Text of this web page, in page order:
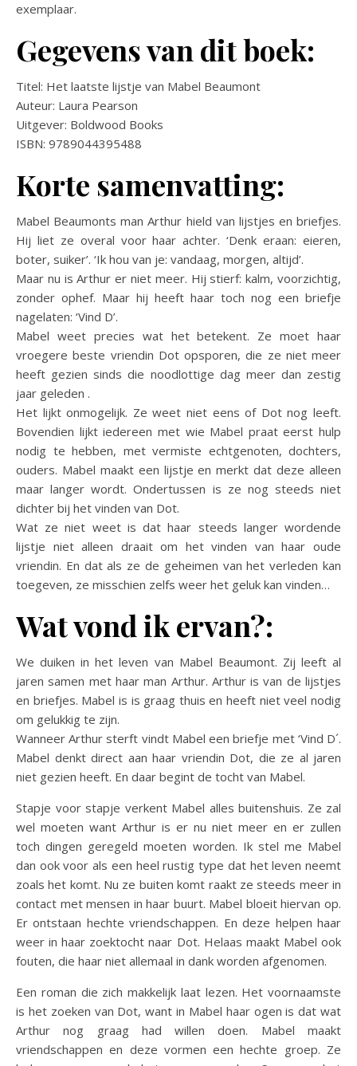
exemplaar.
Gegevens van dit boek:
Titel: Het laatste lijstje van Mabel Beaumont
Auteur: Laura Pearson
Uitgever: Boldwood Books
ISBN: 9789044395488
Korte samenvatting:
Mabel Beaumonts man Arthur hield van lijstjes en briefjes.
Hij liet ze overal voor haar achter. ‘Denk eraan: eieren,
boter, suiker’. ‘Ik hou van je: vandaag, morgen, altijd’.
Maar nu is Arthur er niet meer. Hij stierf: kalm, voorzichtig,
zonder ophef. Maar hij heeft haar toch nog een briefje
nagelaten: ‘Vind D’.
Mabel weet precies wat het betekent. Ze moet haar
vroegere beste vriendin Dot opsporen, die ze niet meer
heeft gezien sinds die noodlottige dag meer dan zestig
jaar geleden .
Het lijkt onmogelijk. Ze weet niet eens of Dot nog leeft.
Bovendien lijkt iedereen met wie Mabel praat eerst hulp
nodig te hebben, met vermiste echtgenoten, dochters,
ouders. Mabel maakt een lijstje en merkt dat deze alleen
maar langer wordt. Ondertussen is ze nog steeds niet
dichter bij het vinden van Dot.
Wat ze niet weet is dat haar steeds langer wordende
lijstje niet alleen draait om het vinden van haar oude
vriendin. En dat als ze de geheimen van het verleden kan
toegeven, ze misschien zelfs weer het geluk kan vinden…
Wat vond ik ervan?:
We duiken in het leven van Mabel Beaumont. Zij leeft al
jaren samen met haar man Arthur. Arthur is van de lijstjes
en briefjes. Mabel is is graag thuis en heeft niet veel nodig
om gelukkig te zijn.
Wanneer Arthur sterft vindt Mabel een briefje met ‘Vind D´.
Mabel denkt direct aan haar vriendin Dot, die ze al jaren
niet gezien heeft. En daar begint de tocht van Mabel.
Stapje voor stapje verkent Mabel alles buitenshuis. Ze zal
wel moeten want Arthur is er nu niet meer en er zullen
toch dingen geregeld moeten worden. Ik stel me Mabel
dan ook voor als een heel rustig type dat het leven neemt
zoals het komt. Nu ze buiten komt raakt ze steeds meer in
contact met mensen in haar buurt. Mabel bloeit hiervan op.
Er ontstaan hechte vriendschappen. En deze helpen haar
weer in haar zoektocht naar Dot. Helaas maakt Mabel ook
fouten, die haar niet allemaal in dank worden afgenomen.
Een roman die zich makkelijk laat lezen. Het voornaamste
is het zoeken van Dot, want in Mabel haar ogen is dat wat
Arthur nog graag had willen doen. Mabel maakt
vriendschappen en deze vormen een hechte groep. Ze